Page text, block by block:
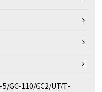
GC-110/GC2/UT/T-